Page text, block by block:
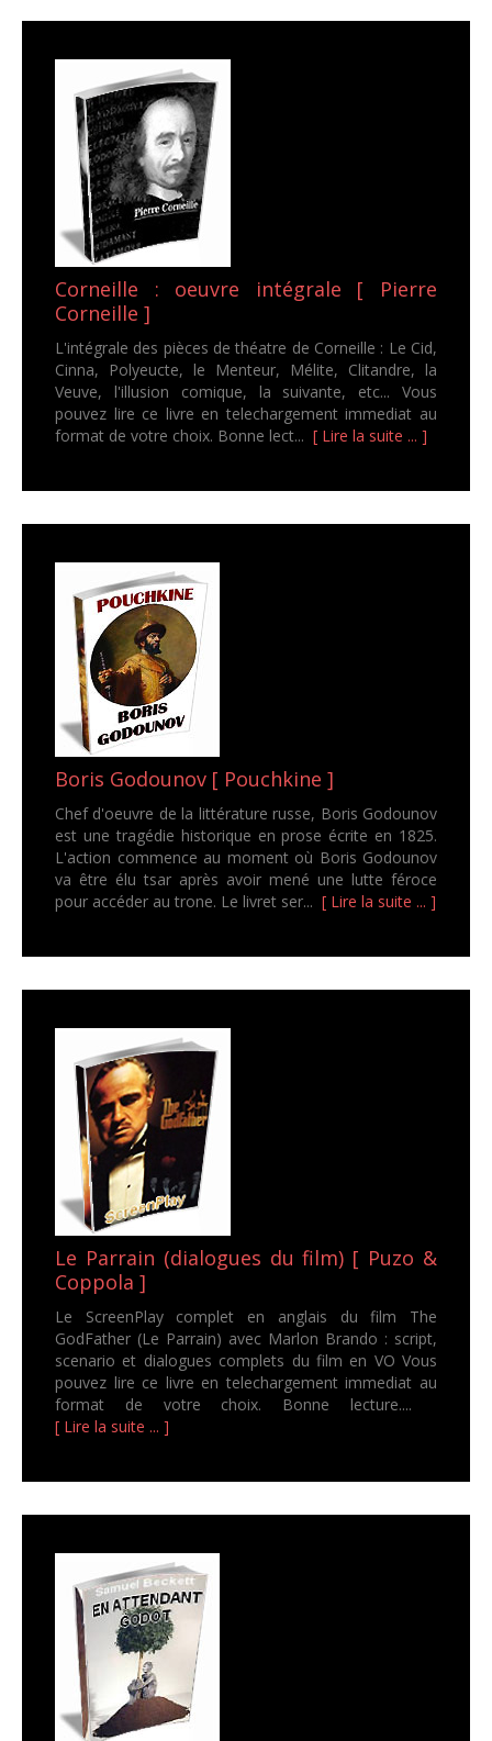
Corneille : oeuvre intégrale [ Pierre
Corneille ]
L'intégrale des pièces de théatre de Corneille : Le Cid,
Cinna, Polyeucte, le Menteur, Mélite, Clitandre, la
Veuve, l'illusion comique, la suivante, etc... Vous
pouvez lire ce livre en telechargement immediat au
format de votre choix. Bonne lect... [ Lire la suite ... ]
Boris Godounov [ Pouchkine ]
Chef d'oeuvre de la littérature russe, Boris Godounov
est une tragédie historique en prose écrite en 1825.
L'action commence au moment où Boris Godounov
va être élu tsar après avoir mené une lutte féroce
pour accéder au trone. Le livret ser... [ Lire la suite ... ]
Le Parrain (dialogues du film) [ Puzo &
Coppola ]
Le ScreenPlay complet en anglais du film The
GodFather (Le Parrain) avec Marlon Brando : script,
scenario et dialogues complets du film en VO Vous
pouvez lire ce livre en telechargement immediat au
format de votre choix. Bonne lecture....
[ Lire la suite ... ]